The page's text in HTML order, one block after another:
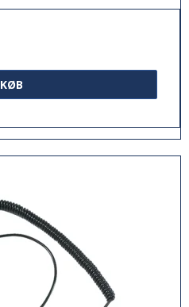
KØB